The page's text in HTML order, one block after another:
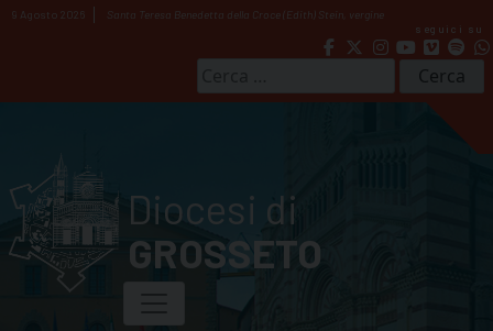
Skip
9 Agosto 2026
Santa Teresa Benedetta della Croce (Edith) Stein, vergine
seguici su
per:
Diocesi di
GROSSETO